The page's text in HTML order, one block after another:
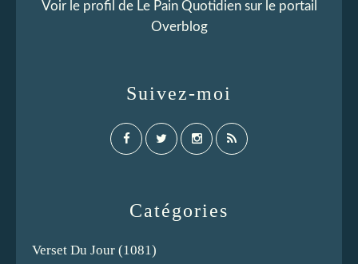
Catégories
Verset Du Jour (1081)
Voir le profil de Le Pain Quotidiensur le portail
Overblog
Suivez-moi